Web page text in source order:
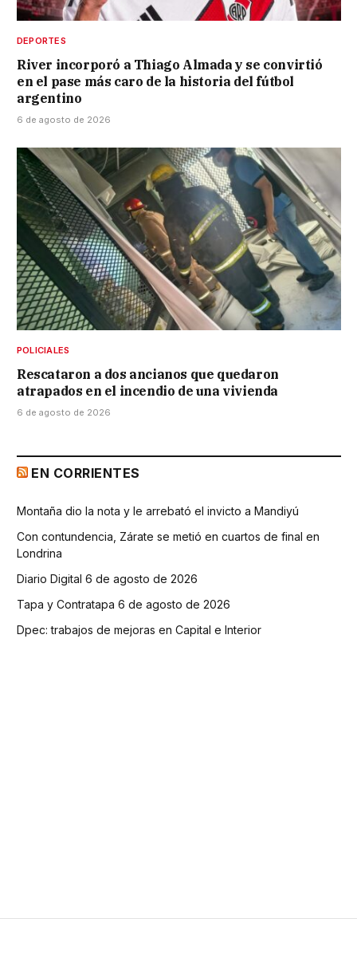
DEPORTES
River incorporó a Thiago Almada y se convirtió
en el pase más caro de la historia del fútbol
argentino
6 de agosto de 2026
POLICIALES
Rescataron a dos ancianos que quedaron
atrapados en el incendio de una vivienda
6 de agosto de 2026
EN CORRIENTES
Montaña dio la nota y le arrebató el invicto a Mandiyú
Con contundencia, Zárate se metió en cuartos de final en
Londrina
Diario Digital 6 de agosto de 2026
Tapa y Contratapa 6 de agosto de 2026
Dpec: trabajos de mejoras en Capital e Interior